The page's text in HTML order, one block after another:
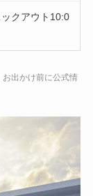
クアウト10:0
出かけ前に公式情